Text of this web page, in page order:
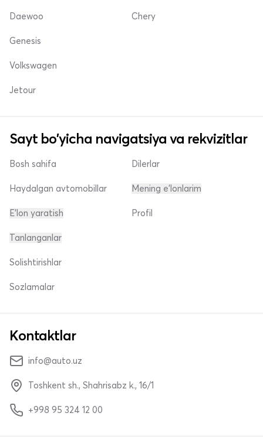
Daewoo Chery
Genesis
Volkswagen
Jetour
Sayt bo'yicha navigatsiya va rekvizitlar
Bosh sahifa
Haydalgan avtomobillar
E'lon yaratish
Dilerlar
Mening e'lonlarim
Profil
Tanlanganlar
Solishtirishlar
Sozlamalar
Kontaktlar
info@auto.uz
Toshkent sh., Shahrisabz k., 16/1
+998 95 324 12 00